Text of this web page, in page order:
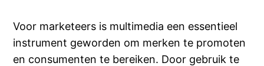
Voor marketeers is multimedia een essentieel
instrument geworden om merken te promoten
en consumenten te bereiken. Door gebruik te